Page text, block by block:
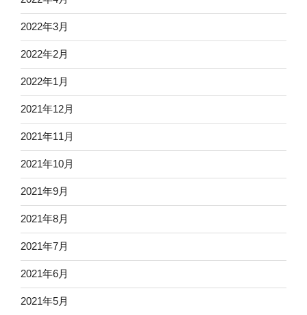
2022年3月
2022年2月
2022年1月
2021年12月
2021年11月
2021年10月
2021年9月
2021年8月
2021年7月
2021年6月
2021年5月